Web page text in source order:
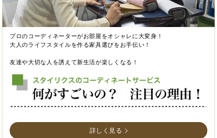
プロのコーディネーターがお部屋をオシャレに大変身！
大人のライフスタイルを作る家具選びをお手伝い！
友達や大切な人を誘えて新生活が楽しくなる！
詳しく見る